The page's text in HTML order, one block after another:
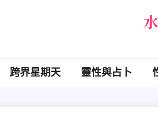
跨界星期天 靈性與占卜